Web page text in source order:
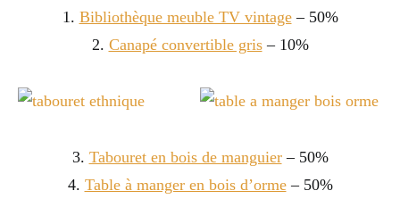
1. Bibliothèque meuble TV vintage– 50%
2. Canapé convertible gris– 10%
3. Tabouret en bois de manguier– 50%
4. Table à manger en bois d’orme– 50%